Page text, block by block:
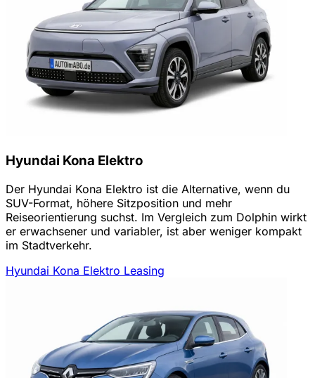
Hyundai Kona Elektro
Der Hyundai Kona Elektro ist die Alternative, wenn du
SUV-Format, höhere Sitzposition und mehr
Reiseorientierung suchst. Im Vergleich zum Dolphin wirkt
er erwachsener und variabler, ist aber weniger kompakt
im Stadtverkehr.
Hyundai Kona Elektro Leasing